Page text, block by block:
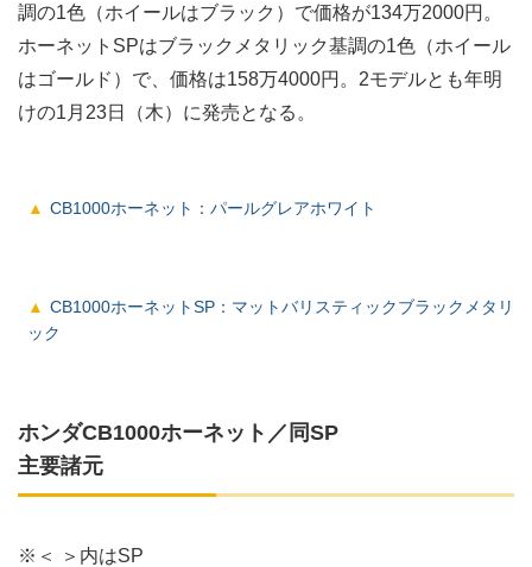
調の1色（ホイールはブラック）で価格が134万2000円。
ホーネットSPはブラックメタリック基調の1色（ホイール
はゴールド）で、価格は158万4000円。2モデルとも年明
けの1月23日（木）に発売となる。
CB1000ホーネット：パールグレアホワイト
CB1000ホーネットSP：マットバリスティックブラックメタリ
ック
ホンダCB1000ホーネット／同SP
主要諸元
※＜ ＞内はSP